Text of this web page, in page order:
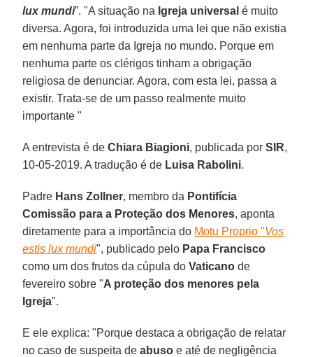
lux mundi”. "A situação na Igreja universal é muito
diversa. Agora, foi introduzida uma lei que não existia
em nenhuma parte da Igreja no mundo. Porque em
nenhuma parte os clérigos tinham a obrigação
religiosa de denunciar. Agora, com esta lei, passa a
existir. Trata-se de um passo realmente muito
importante "
A entrevista é deChiara Biagioni, publicada porSIR,
10-05-2019. A tradução é de Luisa Rabolini.
Padre Hans Zollner, membro da Pontifícia
Comissão para a Proteção dos Menores, aponta
diretamente para a importância do Motu Proprio "Vos
estis lux mundi", publicado pelo Papa Francisco
como um dos frutos da cúpula doVaticano de
fevereiro sobre "A proteção dos menores pela
Igreja".
E ele explica: "Porque destaca a obrigação de relatar
no caso de suspeita deabuso e até de negligência